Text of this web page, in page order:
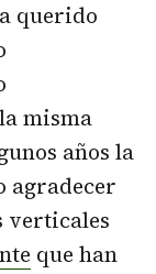
querido
misma
años la
agradecer
verticales
que han